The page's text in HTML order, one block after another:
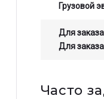
Грузовой
Для
Для
Часто